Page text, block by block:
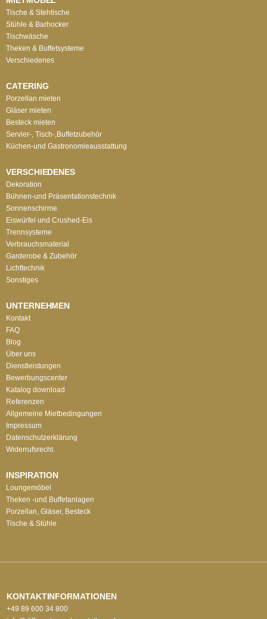
Tische & Stehtische
Stühle & Barhocker
Tischwäsche
Theken & Buffetsysteme
Verschiedenes
CATERING
Porzellan mieten
Gläser mieten
Besteck mieten
Servier-, Tisch-,Buffetzubehör
Küchen-und Gastronomieausstattung
VERSCHIEDENES
Dekoration
Bühnen-und Präsentationstechnik
Sonnenschirme
Eiswürfel und Crushed-Eis
Trennsysteme
Verbrauchsmaterial
Garderobe & Zubehör
Lichttechnik
Sonstiges
UNTERNEHMEN
Kontakt
FAQ
Blog
Über uns
Dienstleistungen
Bewerbungscenter
Katalog download
Referenzen
Allgemeine Mietbedingungen
Impressum
Datenschutzerklärung
Widerrufsrecht
INSPIRATION
Loungemöbel
Theken -und Buffetanlagen
Porzellan, Gläser, Besteck
Tische & Stühle
KONTAKTINFORMATIONEN
+49 89 600 34 800